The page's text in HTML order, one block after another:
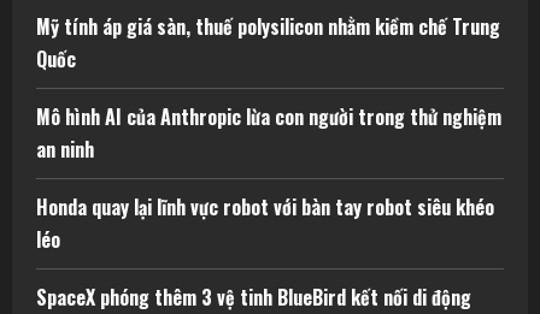
Mỹ tính áp giá sàn, thuế polysilicon nhằm kiềm chế Trung
Quốc
Mô hình AI của Anthropic lừa con người trong thử nghiệm
an ninh
Honda quay lại lĩnh vực robot với bàn tay robot siêu khéo
léo
SpaceX phóng thêm 3 vệ tinh BlueBird kết nối di động